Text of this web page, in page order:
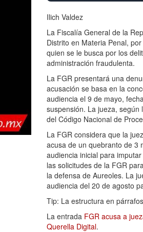
Ilich Valdez
La Fiscalía General de la
Distrito en Materia Penal,
quien se le busca por los
administración fraudulenta.
La FGR presentará una
acusación se basa en la
audiencia el 9 de mayo,
suspensión. La jueza,
del Código Nacional de
La FGR considera que la
acusa de un quebranto de 3
audiencia inicial para
las solicitudes de la FGR
la defensa de Aureoles. La
audiencia del 20 de agosto
Tip: La estructura en
La entrada FGR acusa a
Querella Digital.